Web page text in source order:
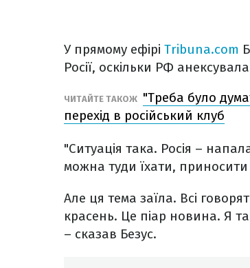
У прямому ефірі Tribuna.com
Росії, оскільки РФ
ЧИТАЙТЕ ТАКОЖ "Треба було
перехід в російський клуб
"Ситуація така. Росія –
можна туди їхати,
Але ця тема заїла. Всі
красень. Це піар новина. Я
– сказав Безус.